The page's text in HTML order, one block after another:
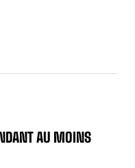
AU MOINS